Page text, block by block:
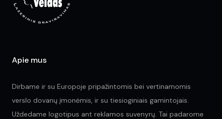
Apie mus
Dirbame ir su Europoje pripažintomis bei vertinamomis
verslo dovanų įmonėmis, ir su tiesioginiais gamintojais.
Uždedame logotipus ant reklamos suvenyrų. Tai padarome